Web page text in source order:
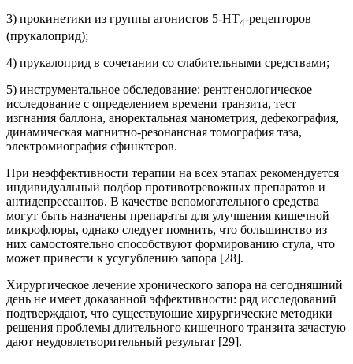
3) прокинетики из группы агонистов 5-НТ4-рецепторов
(прукалоприд);
4) прукалоприд в сочетании со слабительными средствами;
5) инструментальное обследование: рентгенологическое
исследование с определением времени транзита, тест
изгнания баллона, аноректальная манометрия, дефекография,
динамическая магнитно-резонансная томография таза,
электромиография сфинктеров.
При неэффективности терапии на всех этапах рекомендуется
индивидуальный подбор противотревожных препаратов и
антидепрессантов. В качестве вспомогательного средства
могут быть назначены препараты для улучшения кишечной
микрофлоры, однако следует помнить, что большинство из
них самостоятельно способствуют формированию стула, что
может привести к усугублению запора [28].
Хирургическое лечение хронического запора на сегодняшний
день не имеет доказанной эффективности: ряд исследований
подтверждают, что существующие хирургические методики
решения проблемы длительного кишечного транзита зачастую
дают неудовлетворительный результат [29].